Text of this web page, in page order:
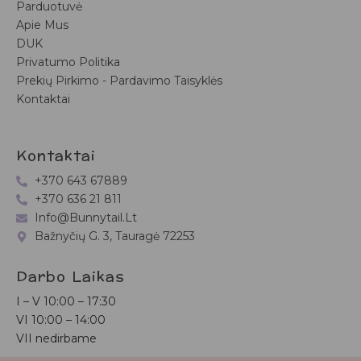
Parduotuvė
Apie Mus
DUK
Privatumo Politika
Prekių Pirkimo - Pardavimo Taisyklės
Kontaktai
Kontaktai
+370 643 67889
+370 636 21 811
Info@bunnytail.lt
Bažnyčių G. 3, Tauragė 72253
Darbo Laikas
I – V 10:00 – 17:30
VI 10:00 – 14:00
VII nedirbame